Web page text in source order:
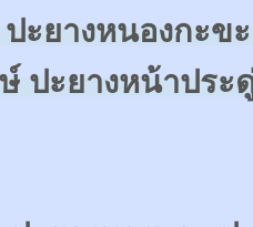
ะยางหนองกะข
ปะยางหน้าประ